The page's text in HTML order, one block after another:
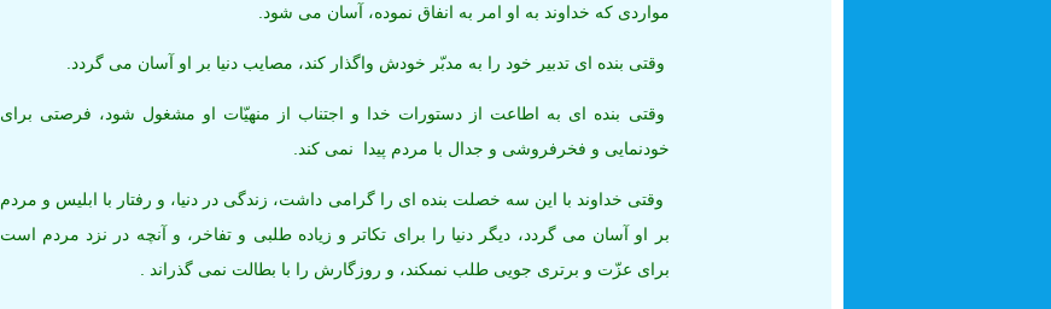
مواردى كه خداوند به او امر به انفاق نموده، آسان مى ‏شود.
وقتى بنده ‏اى تدبير خود را به مدبّر خودش واگذار كند، مصايب دنيا بر او آسان مى‏ گردد.
وقتى بنده ‏اى به اطاعت از دستورات خدا و اجتناب از منهيّات او مشغول شود، فرصتى براى
خودنمايى و فخرفروشى و جدال با مردم پيدا نمى ‏كند.
وقتى خداوند با اين سه خصلت بنده ‏اى را گرامى داشت، زندگى در دنيا، و رفتار با ابليس و مردم
بر او آسان مى‏ گردد، ديگر دنيا را براى تكاتر و زياده ‏طلبى و تفاخر، و آنچه در نزد مردم است
براى عزّت و برترى‏ جويى طلب نمى‏كند، و روزگارش را با بطالت نمى‏ گذراند .